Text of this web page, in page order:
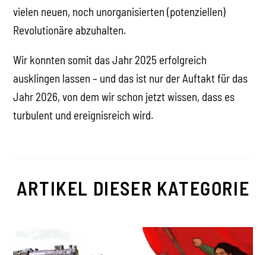
vielen neuen, noch unorganisierten (potenziellen)
Revolutionäre abzuhalten.
Wir konnten somit das Jahr 2025 erfolgreich
ausklingen lassen – und das ist nur der Auftakt für das
Jahr 2026, von dem wir schon jetzt wissen, dass es
turbulent und ereignisreich wird.
ARTIKEL DIESER KATEGORIE